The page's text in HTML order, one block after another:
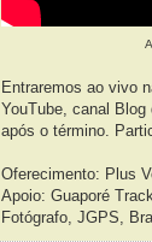
Entraremos ao vivo
YouTube, canal
após o término.
Oferecimento: Plus
Apoio: Guaporé
Fotógrafo, JGPS,